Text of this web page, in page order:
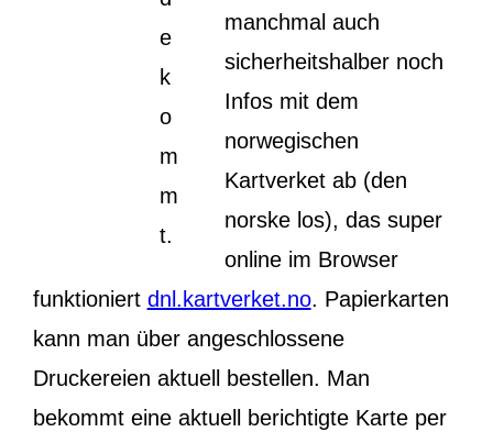
e
k
o
m
m
t.
manchmal auch
sicherheitshalber noch
Infos mit dem
norwegischen
Kartverket ab (den
norske los), das super
online im Browser
funktioniert dnl.kartverket.no. Papierkarten
kann man über angeschlossene
Druckereien aktuell bestellen. Man
bekommt eine aktuell berichtigte Karte per